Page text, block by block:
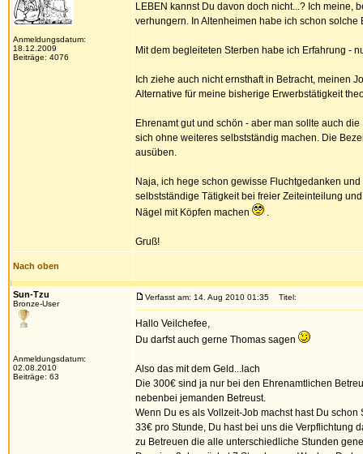
Anmeldungsdatum:
18.12.2009
Beiträge: 4076
LEBEN kannst Du davon doch nicht...? Ich meine,
verhungern. In Altenheimen habe ich schon
Mit dem begleiteten Sterben habe ich Erfahrung -
Ich ziehe auch nicht ernsthaft in Betracht, meinen
Alternative für meine bisherige Erwerbstätigkeit
Ehrenamt gut und schön - aber man sollte auch
sich ohne weiteres selbstständig machen. Die
ausüben.
Naja, ich hege schon gewisse Fluchtgedanken
selbstständige Tätigkeit bei freier Zeiteinteilung
Nägel mit Köpfen machen
.
Gruß!
Nach oben
Sun-Tzu
Bronze-User
Anmeldungsdatum:
02.08.2010
Beiträge: 63
Verfasst am: 14. Aug 2010 01:35 Titel:
Hallo Veilchefee,
Du darfst auch gerne Thomas sagen
Also das mit dem Geld...lach
Die 300€ sind ja nur bei den Ehrenamtlichen
nebenbei jemanden Betreust.
Wenn Du es als Vollzeit-Job machst hast Du schon
33€ pro Stunde, Du hast bei uns die Verpflichtung
zu Betreuen die alle unterschiedliche Stunden